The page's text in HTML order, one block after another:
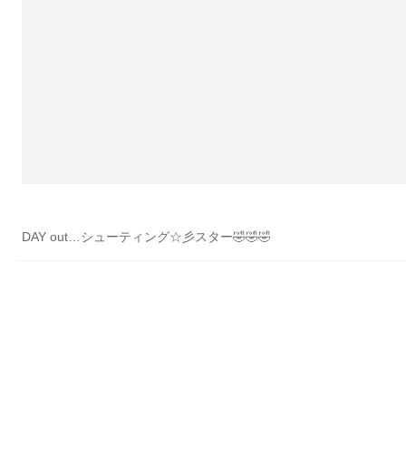
DAY out…シューティング☆彡スター🤣🤣🤣